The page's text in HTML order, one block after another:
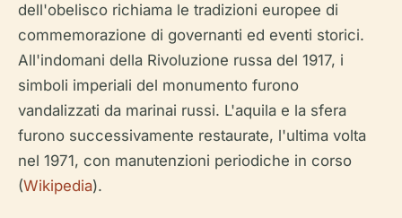
dell'obelisco richiama le tradizioni europee di
commemorazione di governanti ed eventi storici.
All'indomani della Rivoluzione russa del 1917, i
simboli imperiali del monumento furono
vandalizzati da marinai russi. L'aquila e la sfera
furono successivamente restaurate, l'ultima volta
nel 1971, con manutenzioni periodiche in corso
(Wikipedia).